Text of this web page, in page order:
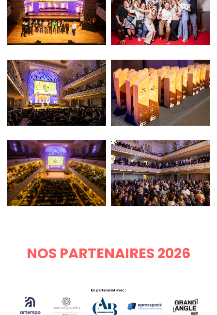
NOS PARTENAIRES 2026